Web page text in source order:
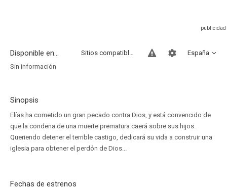
Disponible en... España
Sitios compatibles
Sin información
Sinopsis
Elías ha cometido un gran pecado contra Dios, y está convencido de
que la condena de una muerte prematura caerá sobre sus hijos.
Queriendo detener el terrible castigo, dedicará su vida a construir una
iglesia para obtener el perdón de Dios...
Fechas de estrenos